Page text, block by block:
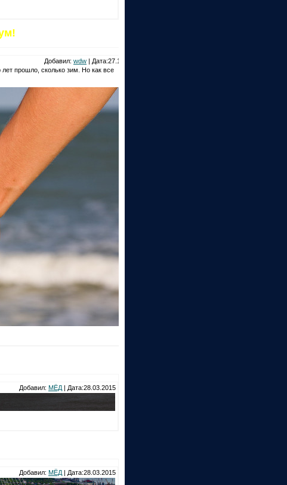
Добавил: wdw | Дата:27.10.2021
прошло, сколько зим. Но как все
Добавил: МЁД | Дата:28.03.2015
Добавил: МЁД | Дата:28.03.2015